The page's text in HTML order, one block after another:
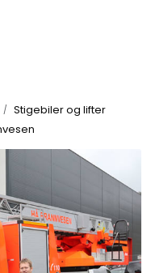
Stigebiler og lifter